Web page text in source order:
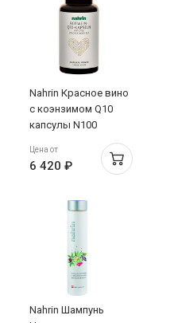
Nahrin Красное вино
с коэнзимом Q10
капсулы N100
Цена от
6 420 ₽
Nahrin Шампунь